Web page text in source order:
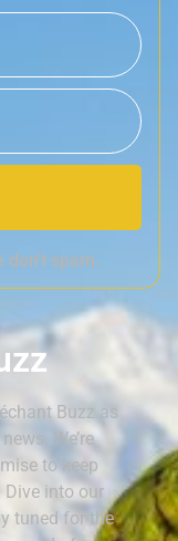
don't spam.
Buzz as
We’re
to keep
into our
tuned for the